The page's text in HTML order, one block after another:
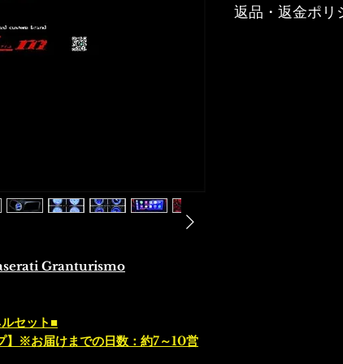
Granturismo
セット■
】※お届けまでの日数：約7～10営
返品・返金ポリ